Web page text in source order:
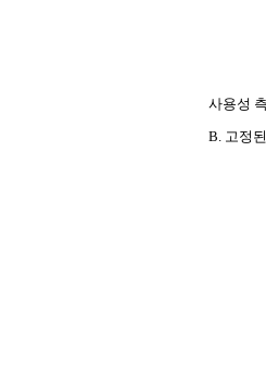
사용성
B. 고정